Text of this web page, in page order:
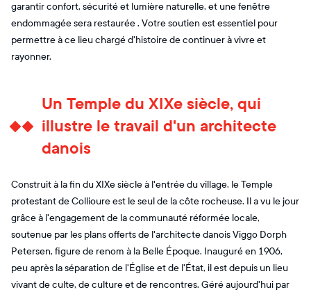
garantir confort, sécurité et lumière naturelle, et une fenêtre
endommagée sera restaurée . Votre soutien est essentiel pour
permettre à ce lieu chargé d'histoire de continuer à vivre et
rayonner.
Un Temple du XIXe siècle, qui
illustre le travail d'un architecte
danois
Construit à la fin du XIXe siècle à l'entrée du village, le Temple
protestant de Collioure est le seul de la côte rocheuse. Il a vu le jour
grâce à l'engagement de la communauté réformée locale,
soutenue par les plans offerts de l'architecte danois Viggo Dorph
Petersen, figure de renom à la Belle Époque. Inauguré en 1906,
peu après la séparation de l'Église et de l'État, il est depuis un lieu
vivant de culte, de culture et de rencontres. Géré aujourd'hui par